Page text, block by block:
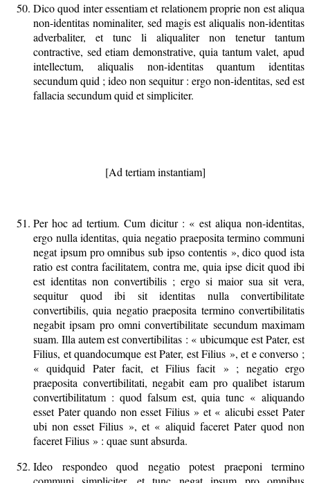
Dico quod inter essentiam et relationem proprie non est aliqua
non-identitas nominaliter, sed magis est aliqualis non-identitas
adverbaliter, et tunc li aliqualiter non tenetur tantum
contractive, sed etiam demonstrative, quia tantum valet, apud
intellectum, aliqualis non-identitas quantum identitas
secundum quid ; ideo non sequitur : ergo non-identitas, sed est
fallacia secundum quid et simpliciter.
[Ad tertiam instantiam]
Per hoc ad tertium. Cum dicitur : « est aliqua non-identitas,
ergo nulla identitas, quia negatio praeposita termino communi
negat ipsum pro omnibus sub ipso contentis », dico quod ista
ratio est contra facilitatem, contra me, quia ipse dicit quod ibi
est identitas non convertibilis ; ergo si maior sua sit vera,
sequitur quod ibi sit identitas nulla convertibilitate
convertibilis, quia negatio praeposita termino convertibilitatis
negabit ipsam pro omni convertibilitate secundum maximam
suam. Illa autem est convertibilitas : « ubicumque est Pater, est
Filius, et quandocumque est Pater, est Filius », et e converso ;
« quidquid Pater facit, et Filius facit » ; negatio ergo
praeposita convertibilitati, negabit eam pro qualibet istarum
convertibilitatum : quod falsum est, quia tunc « aliquando
esset Pater quando non esset Filius » et « alicubi esset Pater
ubi non esset Filius », et « aliquid faceret Pater quod non
faceret Filius » : quae sunt absurda.
Ideo respondeo quod negatio potest praeponi termino